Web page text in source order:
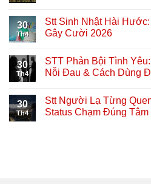
30
Th4
Stt Sinh Nhật Hài
Gây Cười 2026
30
Th4
STT Phản Bội Tình
Nỗi Đau & Cách Dùng
30
Th4
Stt Người Lạ Từng
Status Chạm Đúng